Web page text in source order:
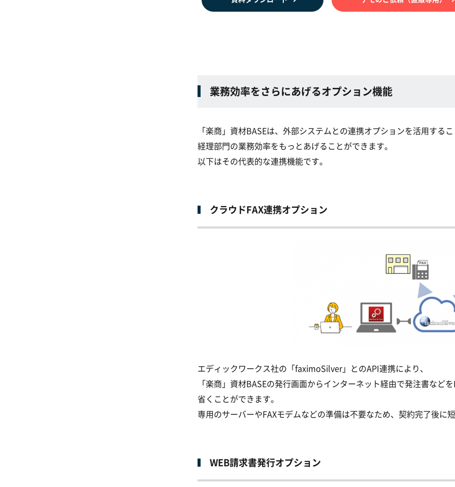
業務効率をさらにあげるオプション機能
「楽商」資材BASEは、外部システムとの連携オプションを活用する
経理部門の業務効率をもっとあげることができます。
以下はその代表的な連携機能です。
クラウドFAX連携オプション
エディックワークス社の「faximoSilver」とのAPI連携により、
「楽商」資材BASEの発行画面からインターネット経由で発注書など
省くことができます。
専用のサーバーやFAXモデムなどの準備は不要なため、契約完了後に
WEB請求書発行オプション